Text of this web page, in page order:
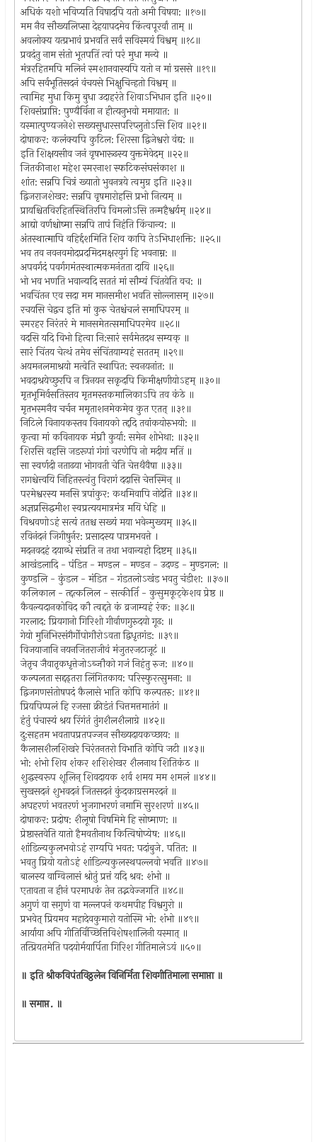
अधिकं यशो भविप्यति विषादपि यतो अमी विषया: ॥१७॥
मम नैव सौख्यलिप्सा देहयापदमेव किंत्वपूरर्वां ताम् ॥
अवलोक्य यत्प्रभावं प्रभवति सर्वं सविस्मयं विश्वम् ॥१८॥
प्रवदंतु नाम संतो भूतपतिं त्वां परं मुधा मन्ये ॥
मंत्ररहितमपि मलिनं स्मशानवास्यपि यतो न मां ग्रससे ॥१९॥
अपि सर्वभूतिसदनं वंचयसे भिक्षुचिन्हतो विश्वम् ॥
त्वामिह मुधा किमु बुधा उदाहरंते शिवा‍ऽभिधान इति ॥२०॥
शिवसंप्राप्ति: पुण्यैर्विना न हीत्यनुभवो ममायात: ॥
यस्मात्पुण्यजनेशे सख्यसुधारसपरिप्लुतोऽसि शिव ॥२१॥
दोषाकर: कलंक्यपि कुटिल: शिरसा द्विजेश्वरो वंद्य: ॥
इति शिक्षयसीव जनं वृषभारूढस्य युक्तमेवेदम् ॥२२॥
जितकीनाश महेश स्मरनाश स्फटिकसंघसंकाश ॥
शांत: सन्नपि चित्रं ख्यातो भुवनत्रये त्वमुग्र इति ॥२३॥
द्विजराजशेखर: सन्नपि वृषमारोहसि प्रभो नित्यम् ॥
प्रायश्चितविरहितस्थितिरपि विमलोऽसि तन्महैश्वर्यम् ॥२४॥
आद्यो वर्णश्चोष्मा सन्नपि तापं निहंति किंचान्य: ॥
अंतस्थात्मापि वहिर्द्दशमिति शिव कापि तेऽभिधाशक्ति: ॥२५॥
भव तव नवनवमोदप्रदमिदमक्षरयुगं हि भवनाम्न: ॥
अपवर्गदं पवर्गगमंतस्थात्मकमनंतता दायि ॥२६॥
भो भव भणति भवान्यदि सततं मां सौम्यं चिंतयेति वच: ॥
भवचिंतन एव सदा मम मानसमीश भवति सोल्लासम् ॥२७॥
रचयसि चेद्वच इति मां कुरु चेतश्चंचलं समाधिपरम् ॥
स्मरहर निरंतरं मे मानसमेतत्समाधिपरमेव ॥२८॥
वदसि यदि विभो हित्वा नि:सारं सर्वमेतदथ सम्यक् ॥
सारं चिंतय चेत्थं तमेव संचिंतयाम्यहं सततम्‌ ॥२९॥
अयमनलमाश्रयो मत्वेति स्थापित: स्वनयनांत: ॥
भवदाश्रयेच्छुरपि न त्रिनयन सकृदपि किमीक्षणीयोऽहम् ॥३०॥
मृतभूमिर्वसतिस्तव मृतमस्तकमालिकाऽपि तव कंठे ॥
मृतभस्मनैव चर्चन ममृताशनमेकमेव कुत एतत् ॥३१॥
निटिले विनायकस्तव विनायको त्द्ददि तवांकयोरुभयो: ॥
कृत्वा मां कविनायक मंघ्रौ कुर्या: समेन शोभेथा: ॥३२॥
शिरसि वहसि जडरूपां गंगां चरणेपि नो मदीय मतिं ॥
सा स्वर्णदी नताढया भोगवती चेति चेत्तथैवैषा ॥३३॥
रागश्चेत्त्वयि निहितस्त्वंतु विरागं ददासि चेत्तस्मिन् ॥
परमेश्वरस्य मनसि त्रपांकुर: कथमिवापि नोदेति ॥३४॥
अज्ञप्रसिद्धमीश स्वप्रत्ययमात्रमंत्र मयि धेहि ॥
विश्रवणोऽहं सत्यं ततश्च सख्यं मया भवेन्मुख्यम् ॥३५॥
रविनंदनं जिगीषुर्नर: प्रसादस्य पात्रमभवत्ते ।
मदनवदहं दयाब्धे संप्रति न तथा भवान्यहो दिष्टम् ॥३६॥
आखंडलादि - पंडित - मण्डल - मण्डन - उदण्ड - मुण्डगल: ॥
कुण्डलि - कुंडल - मंडित - गंडतलोऽखंड भवतु चंडीश: ॥३७॥
कलिकाल - त्द्दत्कलिल - सत्कीर्ति - कुसुमकूट्केशव प्रेष्ठ ॥
कैवल्यदानकोविद कौ त्वद्दते कं व्रजाम्यहं रंक: ॥३८॥
गरलाद: प्रियगानो गिरिशो गीर्वाणगुरुदयो गूढ: ॥
गेयो मुनिभिरसंगैर्गोपोगौरोऽवता द्विधृतगंड: ॥३९॥
विजयाजानि नयनजितराजीवं मंजुतरजटाजूटं ॥
जेतृच जैवातृकधृत्तेजोऽब्जौको गजं निहंतु रुज: ॥४०॥
कल्पलता सद्दढ्तरा लिंगितकाय: परिस्फुरत्सुमना: ॥
द्विजगणसंतोषपदं कैलासे भाति कोपि कल्पतरु: ॥४१॥
प्रियपिप्पलं हि रजसा क्रीडंतं चित्तमत्तमातंगं ॥
हंतुं पंचास्यं श्रय रिंगंतं तुंगशैलशैलाग्रे ॥४२॥
दु:सहतम भवतापप्रतपज्जन सौख्यदायकच्छाय: ॥
कैलासशैलशिखरे चिरंतनतरो विभाति कोपि जटी ॥४३॥
भो: शंभो शिव शंकर शशिशेखर शैलनाथ शितिकंठ ॥
शुद्धस्वरूप शूलिन् शिवदायक शर्व शमय मम शमलं ॥४४॥
सुखसदनं शुभवदनं जितसदनं कुंदकाग्रसमरदनं ॥
अघहरणं भवतरणं भुजगाभरणं नमामि सुरशरणं ॥४५॥
दोषाकर: प्रदोष: शैलूषो विषमिमे हि सोष्माण: ॥
प्रेष्ठास्तवेति यातो हैमवतीनाथ कित्विषोप्येष: ॥४६॥
शांडिल्यकुलभवोऽहं राग्यपि भवत: पदांबुजे. पतित: ॥
भवतु प्रियो यतोऽहं शांडिल्यकुलस्थपल्लवो भवति ॥४७॥
बालस्य वाग्विलासं श्रोतुं प्रत्तं यदि श्रव: शंभो ॥
एतावता न हीनं परमाधकं तेन तद्भवेज्जगति ॥४८॥
अगुणं वा सगुणं वा मल्लपनं कथमपीह विश्वगुरो ॥
प्रभवेत् प्रियमव महादेवकुमारो यतोस्मि भो: शंभो ॥४९॥
आर्याया अपि गीतिर्विच्छित्तिविशेषशालिनी यस्मात् ॥
तत्प्रियतमेति पदयोर्मयार्पिता गिरिश गीतिमालेऽयं ॥५०॥
॥ इति श्रीकविपंतविठ्ठलेन विनिर्मिता शिवगीतिमाला समाप्ता ॥
॥ समाप्त. ॥